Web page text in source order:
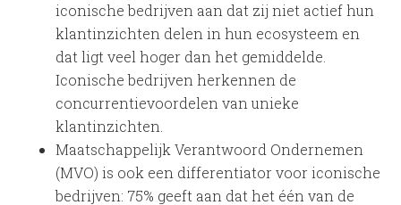
iconische bedrijven aan dat zij niet actief hun
klantinzichten delen in hun ecosysteem en
dat ligt veel hoger dan het gemiddelde.
Iconische bedrijven herkennen de
concurrentievoordelen van unieke
klantinzichten.
Maatschappelijk Verantwoord Ondernemen
(MVO) is ook een differentiator voor iconische
bedrijven: 75% geeft aan dat het één van de